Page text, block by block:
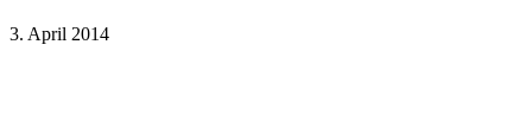
3. April 2014